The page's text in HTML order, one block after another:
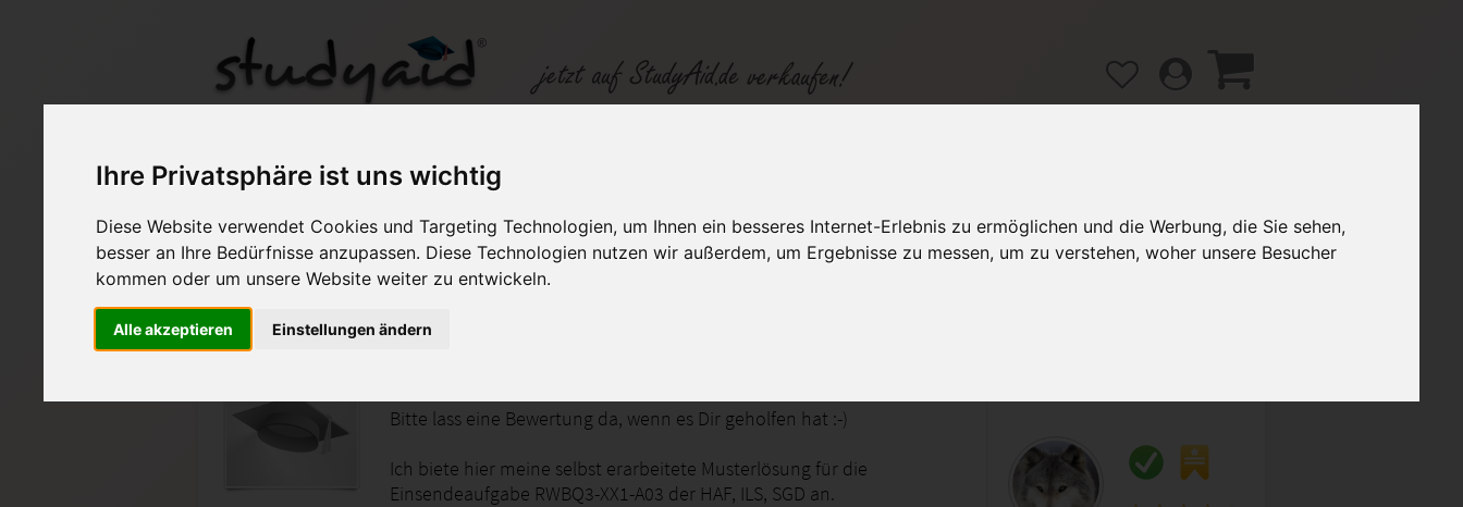
Ihre Privatsphäre ist uns wichtig
Diese Website verwendet Cookies und Targeting Technologien, um Ihnen ein besseres Internet-Erlebnis zu ermöglichen und die Werbung, die Sie sehen,
besser an Ihre Bedürfnisse anzupassen. Diese Technologien nutzen wir außerdem, um Ergebnisse zu messen, um zu verstehen, woher unsere Besucher
kommen oder um unsere Website weiter zu entwickeln.
Alle akzeptieren Einstellungen ändern
RWBQ3-XX1-A03
Auf StudyAid.de verkaufen Kategorien Studiengänge / Lehrgänge Hilfe / FAQ
Bitte lass eine Bewertung da, wenn es Dir geholfen hat :-)
Ich biete hier meine selbst erarbeitete Musterlösung für die
Einsendeaufgabe RWBQ3-XX1-A03 der HAF, ILS, SGD an.